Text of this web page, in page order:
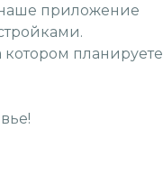
наше приложение
котором планируете